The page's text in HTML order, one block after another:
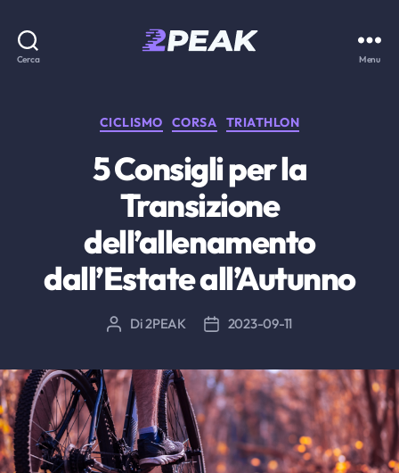
Cerca Menu
Categorie
CICLISMO CORSA TRIATHLON
5 Consigli per la
Transizione
dell’allenamento
dall’Estate all’Autunno
Autore
Di2PEAK
Data2023-09-11